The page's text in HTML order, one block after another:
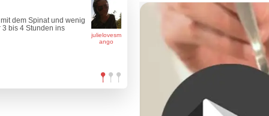
julielovesm
ango
dem Spinat und wenig
bis 4 Stunden ins